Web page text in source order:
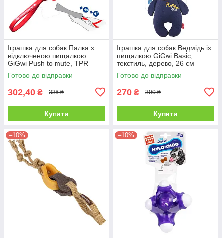
Іграшка для собак Палка з
відключеною пищалкою
GiGwi Push to mute, TPR
Гума, нейлон, 17 см
Готово до відправки
302,40 ₴ 336 ₴
Купити
Іграшка для собак Ведмідь із
пищалкою GiGwi Basic,
текстиль, дерево, 26 см
Готово до відправки
270 ₴ 300 ₴
Купити
–10% –10%